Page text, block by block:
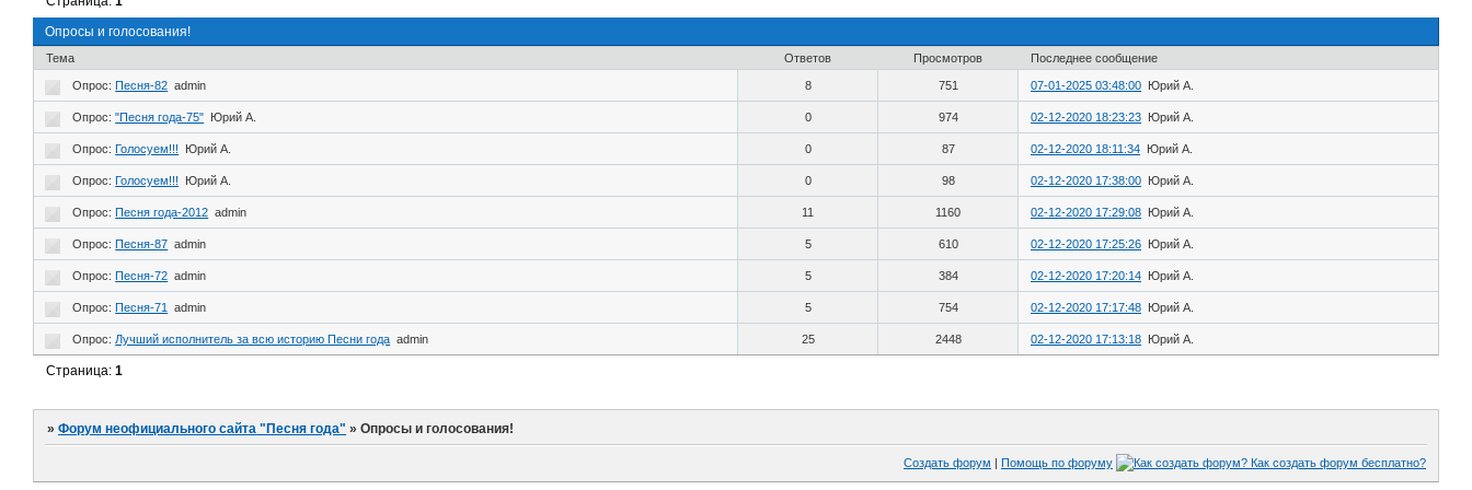
Опросы и голосования!
Тема Ответов Просмотров Последнее сообщение
Опрос: Песня-82 admin 8 751 07-01-2025 03:48:00 Юрий А.
Опрос: "Песня года-75" Юрий А. 0 974 02-12-2020 18:23:23 Юрий А.
Опрос: Голосуем!!! Юрий А. 0 87 02-12-2020 18:11:34 Юрий А.
Опрос: Голосуем!!! Юрий А. 0 98 02-12-2020 17:38:00 Юрий А.
Опрос: Песня года-2012 admin 11 1160 02-12-2020 17:29:08 Юрий А.
Опрос: Песня-87 admin 5 610 02-12-2020 17:25:26 Юрий А.
Опрос: Песня-72 admin 5 384 02-12-2020 17:20:14 Юрий А.
Опрос: Песня-71 admin 5 754 02-12-2020 17:17:48 Юрий А.
Опрос: Лучший исполнитель за всю историю Песни года admin 25 2448 02-12-2020 17:13:18 Юрий А.
Страница:1
»Форум неофициального сайта "Песня года" »Опросы и голосования!
Создать форум Помощь по форуму